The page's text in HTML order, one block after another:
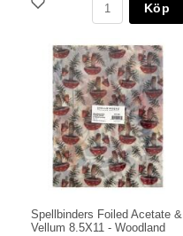
Köp
Spellbinders Foiled Acetate &
Vellum 8.5X11 - Woodland